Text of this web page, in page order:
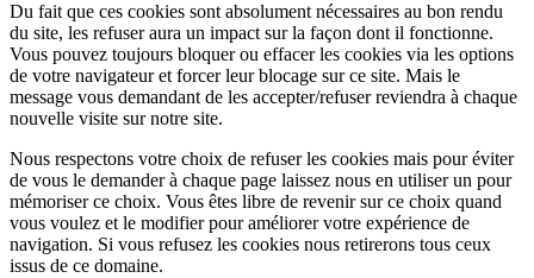
Du fait que ces cookies sont absolument nécessaires au bon rendu
du site, les refuser aura un impact sur la façon dont il fonctionne.
Vous pouvez toujours bloquer ou effacer les cookies via les options
de votre navigateur et forcer leur blocage sur ce site. Mais le
message vous demandant de les accepter/refuser reviendra à chaque
nouvelle visite sur notre site.
Nous respectons votre choix de refuser les cookies mais pour éviter
de vous le demander à chaque page laissez nous en utiliser un pour
mémoriser ce choix. Vous êtes libre de revenir sur ce choix quand
vous voulez et le modifier pour améliorer votre expérience de
navigation. Si vous refusez les cookies nous retirerons tous ceux
issus de ce domaine.